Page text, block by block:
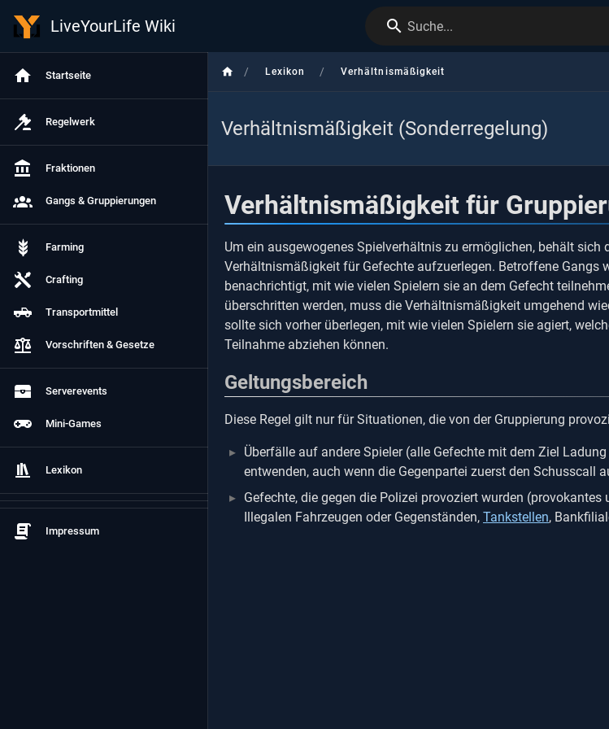
LiveYourLife Wiki Suche...
Startseite
Regelwerk
Fraktionen
Gangs & Gruppierungen
Farming
Crafting
Transportmittel
Vorschriften & Gesetze
Serverevents
Mini-Games
Lexikon
Impressum
/ Lexikon / Verhältnismäßigkeit
Verhältnismäßigkeit (Sonderregelung)
Verhältnismäßigkeit für
Um ein ausgewogenes Spielverhältnis zu ermöglichen, behält sich
Verhältnismäßigkeit für Gefechte aufzuerlegen. Betroffene Gangs
benachrichtigt, mit wie vielen Spielern sie an dem Gefecht
überschritten werden, muss die Verhältnismäßigkeit umgehend
sollte sich vorher überlegen, mit wie vielen Spielern sie agiert,
Teilnahme abziehen können.
Geltungsbereich
Diese Regel gilt nur für Situationen, die von der Gruppierung
Überfälle auf andere Spieler (alle Gefechte mit dem Ziel
entwenden, auch wenn die Gegenpartei zuerst den Schusscall
Gefechte, die gegen die Polizei provoziert wurden
Illegalen Fahrzeugen oder Gegenständen, Tankstellen,